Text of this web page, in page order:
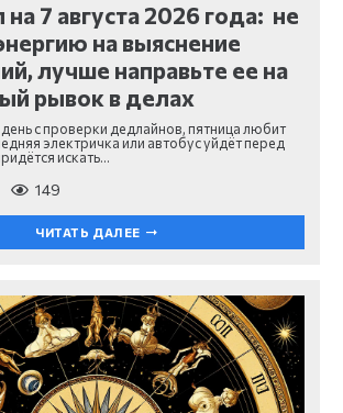
на 7 августа 2026 года: не
на выяснение
лучше направьте ее на
рывок в делах
с проверки дедлайнов, пятница любит
электричка или автобус уйдёт перед
искать…
149
ЧИТАТЬ ДАЛЕЕ